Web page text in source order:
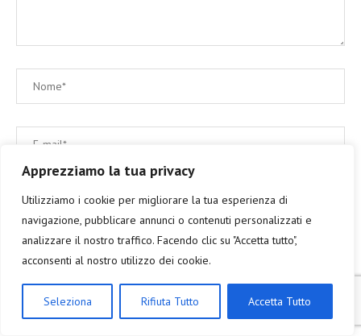
Apprezziamo la tua privacy
Utilizziamo i cookie per migliorare la tua esperienza di
navigazione, pubblicare annunci o contenuti personalizzati e
analizzare il nostro traffico. Facendo clic su "Accetta tutto",
acconsenti al nostro utilizzo dei cookie.
Seleziona Rifiuta Tutto Accetta Tutto
Save my name, email, and website in this browser for the next
time I comment.